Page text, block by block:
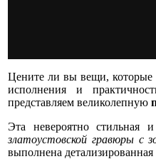
Цените ли вы вещи, которые
исполнения и
представляем великолепную
Эта невероятно стильная
златоустовской гравюры с
выполнена